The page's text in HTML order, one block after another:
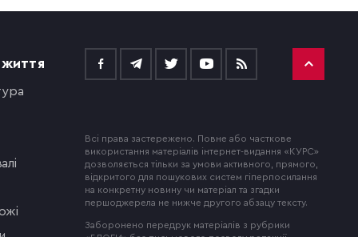
Всі права застережено. Повне або часткове
використання матеріалів інтернет-видання «КУРС»
дозволяється тільки за умови активного, прямого,
відкритого для пошукових систем гіперпосилання
на конкретну новину чи матеріал та згадки
першоджерела не нижче другого абзацу тексту.
Заборонено передрук матеріалів з рубрики